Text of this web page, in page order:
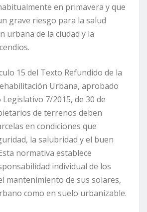
en primavera y que
grave riesgo para la salud
urbana de la ciudad y la
15 del Texto Refundido de la
Urbana, aprobado
7/2015, de 30 de
de terrenos deben
en condiciones que
la salubridad y el buen
normativa establece
individual de los
mantenimiento de sus solares,
como en suelo urbanizable.